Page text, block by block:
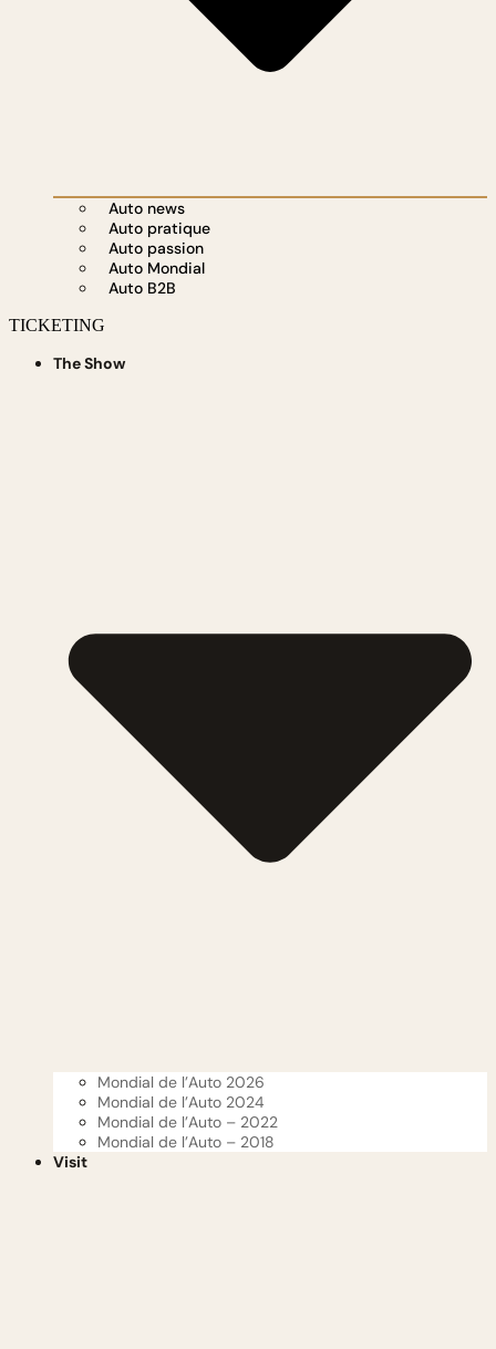
Auto news
Auto pratique
Auto passion
Auto Mondial
Auto B2B
TICKETING
The Show
Mondial de l’Auto 2026
Mondial de l’Auto 2024
Mondial de l’Auto – 2022
Mondial de l’Auto – 2018
Visit